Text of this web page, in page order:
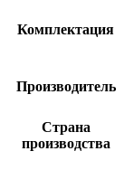
Комплектация
Производитель
Страна
производства